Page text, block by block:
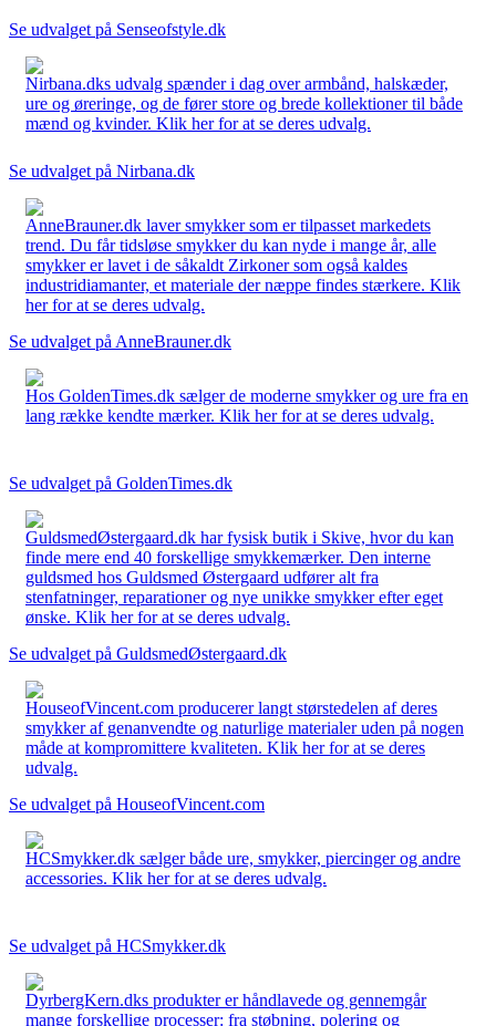
Se udvalget på Senseofstyle.dk
Nirbana.dks udvalg spænder i dag over armbånd, halskæder,
ure og øreringe, og de fører store og brede kollektioner til både
mænd og kvinder. Klik her for at se deres udvalg.
Se udvalget på Nirbana.dk
AnneBrauner.dk laver smykker som er tilpasset markedets
trend. Du får tidsløse smykker du kan nyde i mange år, alle
smykker er lavet i de såkaldt Zirkoner som også kaldes
industridiamanter, et materiale der næppe findes stærkere. Klik
her for at se deres udvalg.
Se udvalget på AnneBrauner.dk
Hos GoldenTimes.dk sælger de moderne smykker og ure fra en
lang række kendte mærker. Klik her for at se deres udvalg.
Se udvalget på GoldenTimes.dk
GuldsmedØstergaard.dk har fysisk butik i Skive, hvor du kan
finde mere end 40 forskellige smykkemærker. Den interne
guldsmed hos Guldsmed Østergaard udfører alt fra
stenfatninger, reparationer og nye unikke smykker efter eget
ønske. Klik her for at se deres udvalg.
Se udvalget på GuldsmedØstergaard.dk
HouseofVincent.com producerer langt størstedelen af deres
smykker af genanvendte og naturlige materialer uden på nogen
måde at kompromittere kvaliteten. Klik her for at se deres
udvalg.
Se udvalget på HouseofVincent.com
HCSmykker.dk sælger både ure, smykker, piercinger og andre
accessories. Klik her for at se deres udvalg.
Se udvalget på HCSmykker.dk
DyrbergKern.dks produkter er håndlavede og gennemgår
mange forskellige processer: fra støbning, polering og